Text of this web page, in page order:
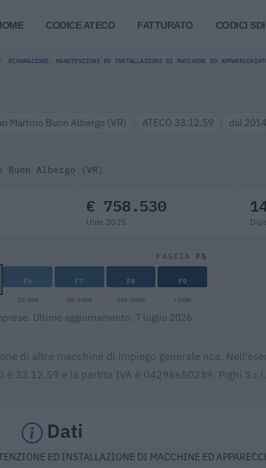
CODICE ATECO FATTURATO CODICI SDI
RIPARAZIONE, MANUTENZIONE ED INSTALLAZIONE DI MACCHINE ED
Martino Buon Albergo (VR) ATECO 33.12.59 dal 2014
Albergo (VR)
€ 758.530
Utile 2025
FASCIA F5
F6 F7 F8 F9
25-50M 50-100M 100-500M >500M
Ultimo aggiornamento: 7 luglio 2026.
di altre macchine di impiego generale nca.
33.12.59 e la partita IVA è 04296650239. Pighi
Dati
ED INSTALLAZIONE DI MACCHINE ED